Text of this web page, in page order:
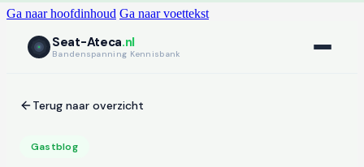
Ga naar hoofdinhoud Ga naar voettekst
Seat-Ateca.nl
Bandenspanning Kennisbank
Terug naar overzicht
Gastblog